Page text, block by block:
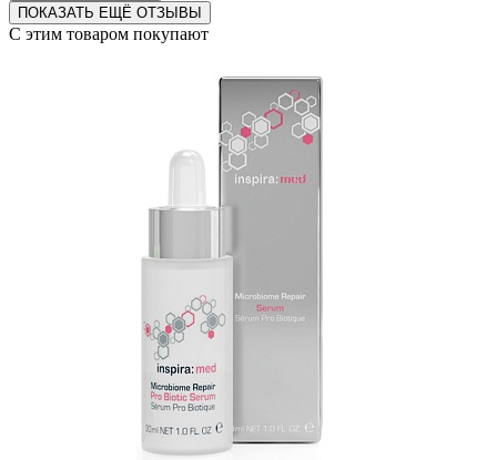
ПОКАЗАТЬ ЕЩЁ ОТЗЫВЫ
С этим товаром покупают